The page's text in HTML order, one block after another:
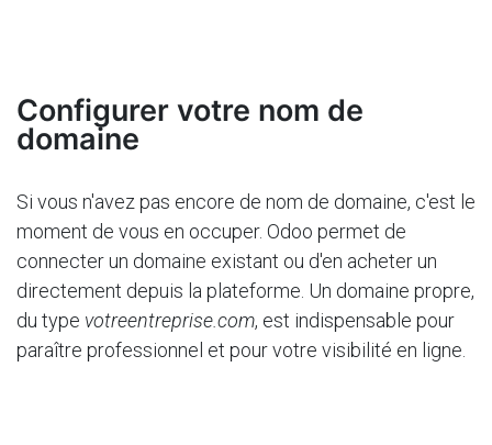
Configurer votre nom de
domaine
Si vous n'avez pas encore de nom de domaine, c'est le
moment de vous en occuper. Odoo permet de
connecter un domaine existant ou d'en acheter un
directement depuis la plateforme. Un domaine propre,
du type votreentreprise.com, est indispensable pour
paraître professionnel et pour votre visibilité en ligne.